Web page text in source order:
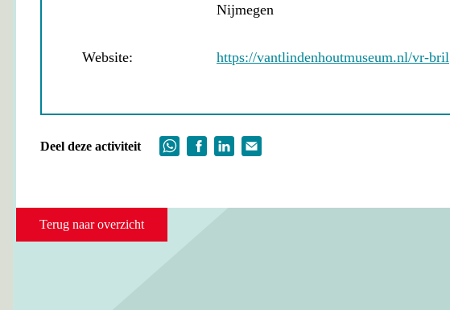
Nijmegen
Website: https://vantlindenhoutmuseum.nl/vr-bril
Deel deze activiteit
Terug naar overzicht